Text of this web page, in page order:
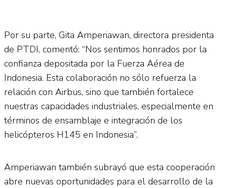
Por su parte, Gita Amperiawan, directora presidenta
de PTDI, comentó: “Nos sentimos honrados por la
confianza depositada por la Fuerza Aérea de
Indonesia. Esta colaboración no sólo refuerza la
relación con Airbus, sino que también fortalece
nuestras capacidades industriales, especialmente en
términos de ensamblaje e integración de los
helicópteros H145 en Indonesia”.
Amperiawan también subrayó que esta cooperación
abre nuevas oportunidades para el desarrollo de la